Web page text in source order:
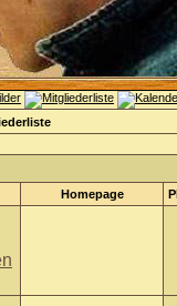
Homepage